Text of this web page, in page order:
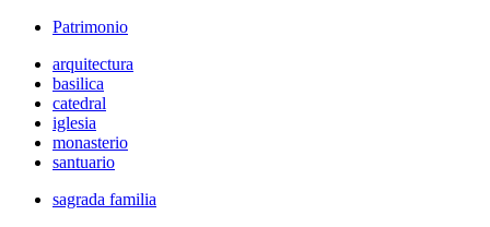
Patrimonio
arquitectura
basilica
catedral
iglesia
monasterio
santuario
sagrada familia